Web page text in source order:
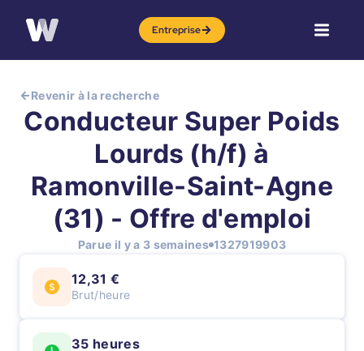
Entreprise
Revenir à la recherche
Conducteur Super Poids
Lourds (h/f) à
Ramonville-Saint-Agne
(31) - Offre d'emploi
Parue il y a 3 semaines 1327919903
12,31 €
Brut/heure
35 heures